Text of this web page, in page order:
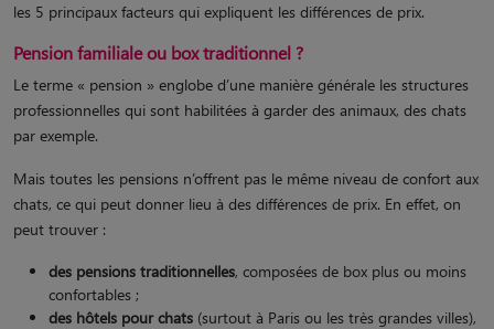
les 5 principaux facteurs qui expliquent les différences de prix.
Pension familiale ou box traditionnel ?
Le terme « pension » englobe d’une manière générale les structures
professionnelles qui sont habilitées à garder des animaux, des chats
par exemple.
Mais toutes les pensions n’offrent pas le même niveau de confort aux
chats, ce qui peut donner lieu à des différences de prix. En effet, on
peut trouver :
des pensions traditionnelles, composées de box plus ou moins
confortables ;
des hôtels pour chats (surtout à Paris ou les très grandes villes),